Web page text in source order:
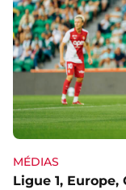
MÉDIAS
Ligue 1, Europe,